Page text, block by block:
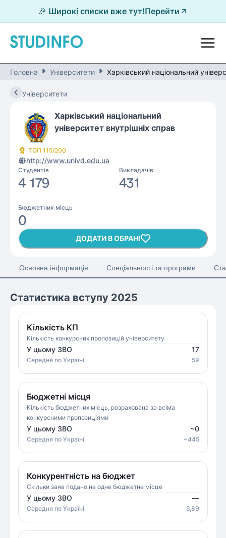
🎉 Широкі списки вже тут!Перейти
Головна Університети Харківський національний
Університети
Харківський національний
університет внутрішніх справ
ТОП 115/200
http://www.univd.edu.ua
Студентів
4 179
Викладачів
431
Бюджетних місць
0
ДОДАТИ В ОБРАНІ
Основна інформація Спеціальності та програми
Статистика вступу 2025
Кількість КП
Кількість конкурсних пропозицій університету
У цьому ЗВО 17
Середня по Україні 59
Бюджетні місця
Кількість бюджетних місць, розрахована за всіма
конкурсними пропозиціями
У цьому ЗВО ~0
Середня по Україні ~445
Конкурентність на бюджет
Скільки заяв подано на одне бюджетне місце
У цьому ЗВО —
Середня по Україні 5,89